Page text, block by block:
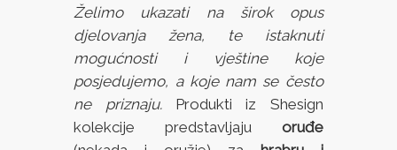
Želimo ukazati na širok opus
djelovanja žena, te istaknuti
mogućnosti i vještine koje
posjedujemo, a koje nam se često
ne priznaju.Produkti iz Shesign
kolekcije predstavljaju oruđe